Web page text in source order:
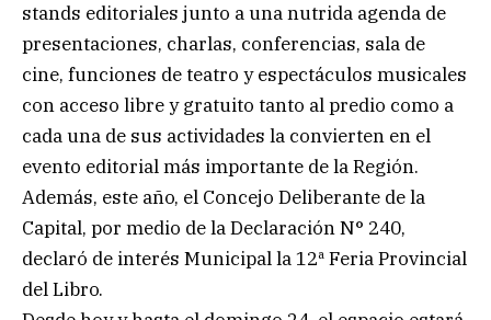
stands editoriales junto a una nutrida agenda de
presentaciones, charlas, conferencias, sala de
cine, funciones de teatro y espectáculos musicales
con acceso libre y gratuito tanto al predio como a
cada una de sus actividades la convierten en el
evento editorial más importante de la Región.
Además, este año, el Concejo Deliberante de la
Capital, por medio de la Declaración N° 240,
declaró de interés Municipal la 12ª Feria Provincial
del Libro.